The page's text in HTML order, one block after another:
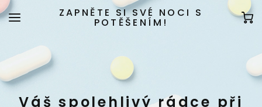
ZAPNĚTE SI SVÉ NOCI S
POTĚŠENÍM!
Váš spolehlivý rádce při